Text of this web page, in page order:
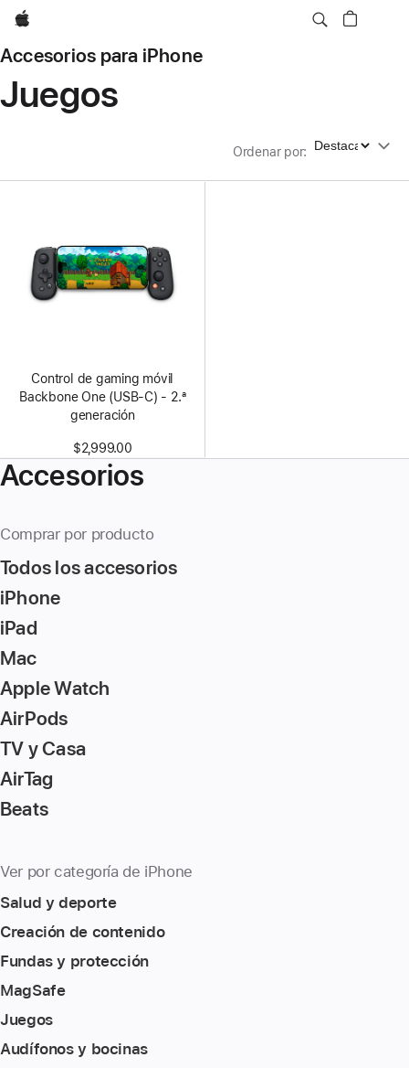
Apple
Accesorios para iPhone
Juegos
Ordenar por: Ordenar por
Control de gaming móvil
Backbone One (USB-C) - 2.ª
generación
$2,999.00
Accesorios
Comprar por producto
Todos los accesorios
iPhone
iPad
Mac
Apple Watch
AirPods
TV y Casa
AirTag
Beats
Ver por categoría de iPhone
Salud y deporte
Creación de contenido
Fundas y protección
MagSafe
Juegos
Audífonos y bocinas